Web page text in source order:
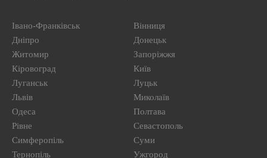
Івано-Франківськ
Вінниця
Дніпро
Донецьк
Житомир
Запоріжжя
Кіровоград
Київ
Луганськ
Луцьк
Львів
Миколаїв
Одеса
Полтава
Рівне
Севастополь
Симферопіль
Суми
Тернопіль
Ужгород